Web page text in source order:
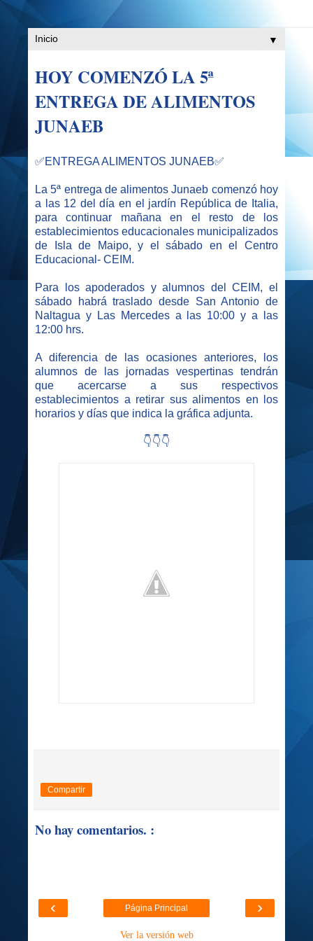
▼
HOY COMENZÓ LA 5ª
ENTREGA DE ALIMENTOS
JUNAEB
✅ENTREGA ALIMENTOS JUNAEB✅
La 5ª entrega de alimentos Junaeb comenzó hoy
a las 12 del día en el jardín República de Italia,
para continuar mañana en el resto de los
establecimientos educacionales municipalizados
de Isla de Maipo, y el sábado en el Centro
Educacional- CEIM.
Para los apoderados y alumnos del CEIM, el
sábado habrá traslado desde San Antonio de
Naltagua y Las Mercedes a las 10:00 y a las
12:00 hrs.
A diferencia de las ocasiones anteriores, los
alumnos de las jornadas vespertinas tendrán
que acercarse a sus respectivos
establecimientos a retirar sus alimentos en los
horarios y días que indica la gráfica adjunta.
👇👇👇
Compartir
No hay comentarios. :
‹ ›
Página Principal
Ver la versión web